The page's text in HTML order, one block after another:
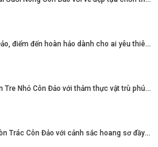
Hòn Tài Côn Đảo, điểm đến hoàn hảo dành cho ai yêu thiên nhiên
Khám phá Hòn Tre Nhỏ Côn Đảo với thảm thực vật trù phú đầy ấn tượng
Chinh phục Hòn Trác Côn Đảo với cảnh sắc hoang sơ đầy ấn tượng